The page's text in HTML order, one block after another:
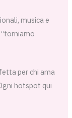
musica e
per chi ama
hotspot qui